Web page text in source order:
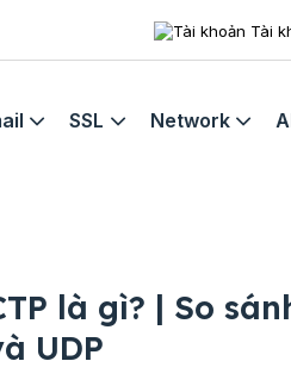
Tài
SSL Network
là gì? | So
UDP